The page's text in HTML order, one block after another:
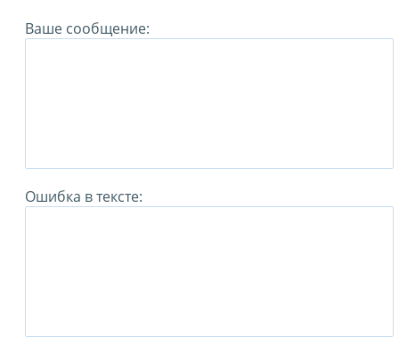
Ваше сообщение:
Ошибка в тексте: